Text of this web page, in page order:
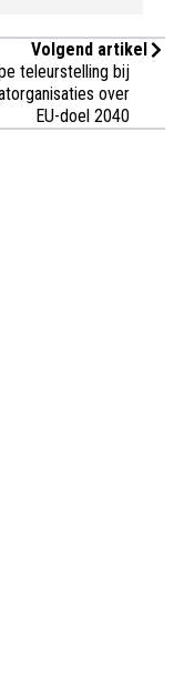
Volgend artikel
teleurstelling bij
over
EU-doel 2040